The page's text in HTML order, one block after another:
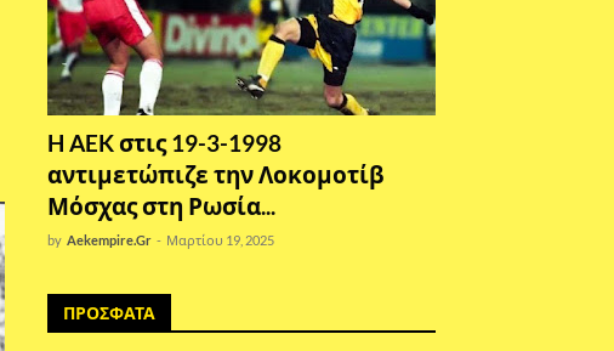
H AEK στις 19-3-1998
αντιμετώπιζε την Λοκομοτίβ
Μόσχας στη Ρωσία...
by Aekempire.Gr - Μαρτίου 19, 2025
ΠΡΟΣΦΑΤΑ